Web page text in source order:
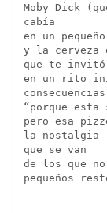
Moby Dick
cabía
en un
y la cerveza
que te invitó
en un rito
consecuencias
“porque esta
pero esa
la
que se van
de los que
pequeños